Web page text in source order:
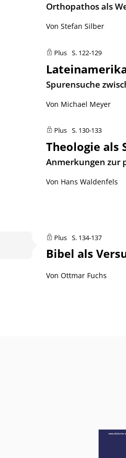
:
Orthopathos als
Von Stefan Silber
Plus S. 122-129
:
Spurensuche
Von Michael Meyer
Plus S. 130-133
Theologie als
:
Anmerkungen zur
Von Hans Waldenfels
Plus S. 134-137
Bibel als
Von Ottmar Fuchs